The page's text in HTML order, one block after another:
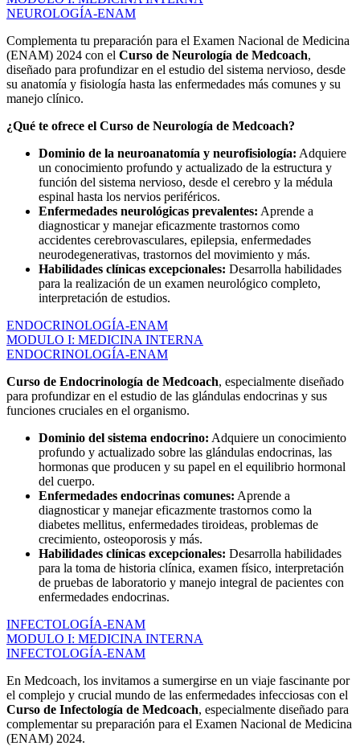
NEUROLOGÍA-ENAM
Complementa tu preparación para el Examen Nacional de Medicina
(ENAM) 2024 con el Curso de Neurología de Medcoach,
diseñado para profundizar en el estudio del sistema nervioso, desde
su anatomía y fisiología hasta las enfermedades más comunes y su
manejo clínico.
¿Qué te ofrece el Curso de Neurología de Medcoach?
Dominio de la neuroanatomía y neurofisiología: Adquiere
un conocimiento profundo y actualizado de la estructura y
función del sistema nervioso, desde el cerebro y la médula
espinal hasta los nervios periféricos.
Enfermedades neurológicas prevalentes: Aprende a
diagnosticar y manejar eficazmente trastornos como
accidentes cerebrovasculares, epilepsia, enfermedades
neurodegenerativas, trastornos del movimiento y más.
Habilidades clínicas excepcionales: Desarrolla habilidades
para la realización de un examen neurológico completo,
interpretación de estudios.
ENDOCRINOLOGÍA-ENAM
MODULO I: MEDICINA INTERNA
ENDOCRINOLOGÍA-ENAM
Curso de Endocrinología de Medcoach, especialmente diseñado
para profundizar en el estudio de las glándulas endocrinas y sus
funciones cruciales en el organismo.
Dominio del sistema endocrino: Adquiere un conocimiento
profundo y actualizado sobre las glándulas endocrinas, las
hormonas que producen y su papel en el equilibrio hormonal
del cuerpo.
Enfermedades endocrinas comunes: Aprende a
diagnosticar y manejar eficazmente trastornos como la
diabetes mellitus, enfermedades tiroideas, problemas de
crecimiento, osteoporosis y más.
Habilidades clínicas excepcionales: Desarrolla habilidades
para la toma de historia clínica, examen físico, interpretación
de pruebas de laboratorio y manejo integral de pacientes con
enfermedades endocrinas.
INFECTOLOGÍA-ENAM
MODULO I: MEDICINA INTERNA
INFECTOLOGÍA-ENAM
En Medcoach, los invitamos a sumergirse en un viaje fascinante por
el complejo y crucial mundo de las enfermedades infecciosas con el
Curso de Infectología de Medcoach, especialmente diseñado para
complementar su preparación para el Examen Nacional de Medicina
(ENAM) 2024.